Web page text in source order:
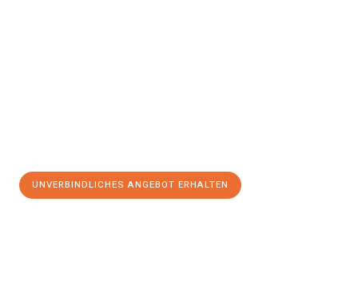
UNVERBINDLICHES ANGEBOT ERHALTEN